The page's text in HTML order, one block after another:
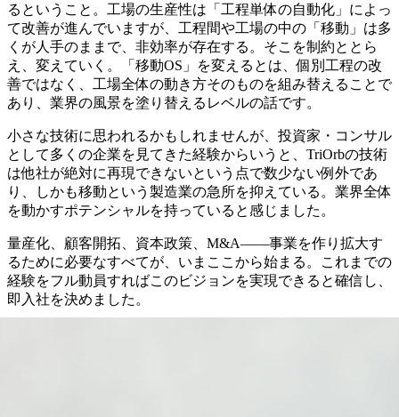
るということ。工場の生産性は「工程単体の自動化」によっ
て改善が進んでいますが、工程間や工場の中の「移動」は多
くが人手のままで、非効率が存在する。そこを制約ととら
え、変えていく。「移動OS」を変えるとは、個別工程の改
善ではなく、工場全体の動き方そのものを組み替えることで
あり、業界の風景を塗り替えるレベルの話です。
小さな技術に思われるかもしれませんが、投資家・コンサル
として多くの企業を見てきた経験からいうと、TriOrbの技術
は他社が絶対に再現できないという点で数少ない例外であ
り、しかも移動という製造業の急所を抑えている。業界全体
を動かすポテンシャルを持っていると感じました。
量産化、顧客開拓、資本政策、M&A——事業を作り拡大す
るために必要なすべてが、いまここから始まる。これまでの
経験をフル動員すればこのビジョンを実現できると確信し、
即入社を決めました。